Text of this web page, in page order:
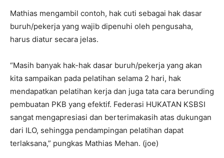
Mathias mengambil contoh, hak cuti sebagai hak dasar
buruh/pekerja yang wajib dipenuhi oleh pengusaha,
harus diatur secara jelas.
“Masih banyak hak-hak dasar buruh/pekerja yang akan
kita sampaikan pada pelatihan selama 2 hari, hak
mendapatkan pelatihan kerja dan juga tata cara berunding
pembuatan PKB yang efektif. Federasi HUKATAN KSBSI
sangat mengapresiasi dan berterimakasih atas dukungan
dari ILO, sehingga pendampingan pelatihan dapat
terlaksana,” pungkas Mathias Mehan. (joe)